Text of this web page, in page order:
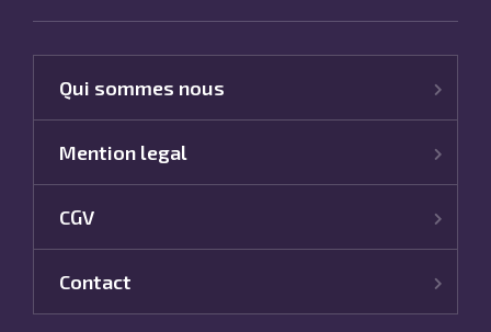
Qui sommes nous
Mention legal
CGV
Contact